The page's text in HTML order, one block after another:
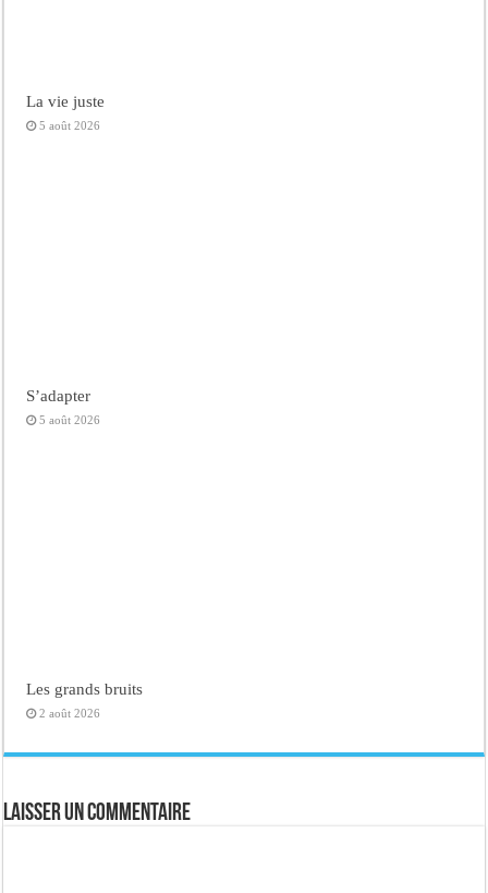
La vie juste
5 août 2026
S’adapter
5 août 2026
Les grands bruits
2 août 2026
Laisser un commentaire